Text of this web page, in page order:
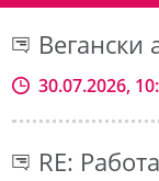
Вегански
30.07.2026,
RE: